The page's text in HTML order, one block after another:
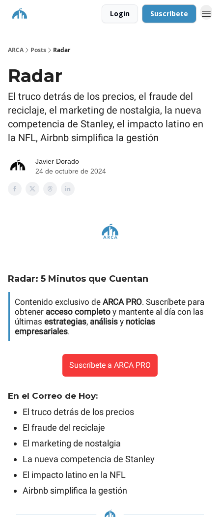
Login Suscríbete
ARCA Posts Radar
Radar
El truco detrás de los precios, el fraude del
reciclaje, el marketing de nostalgia, la nueva
competencia de Stanley, el impacto latino en
la NFL, Airbnb simplifica la gestión
Javier Dorado
24 de octubre de 2024
Radar: 5 Minutos que Cuentan
Contenido exclusivo de ARCA PRO. Suscríbete para
obtener acceso completo y mantente al día con las
últimas estrategias, análisis y noticias
empresariales.
Suscríbete a ARCA PRO
En el Correo de Hoy:
El truco detrás de los precios
El fraude del reciclaje
El marketing de nostalgia
La nueva competencia de Stanley
El impacto latino en la NFL
Airbnb simplifica la gestión